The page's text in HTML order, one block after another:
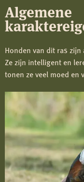
Algemene
Honden van dit ras
Ze zijn intelligent en
tonen ze veel moed en